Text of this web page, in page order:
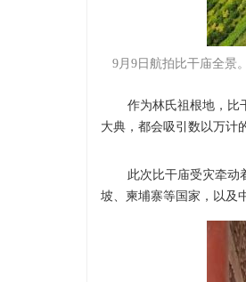
9月9日航拍比干庙全景
作为林氏祖根地，比干
大典，都会吸引数以万计
此次比干庙受灾牵动着
坡、柬埔寨等国家，以及